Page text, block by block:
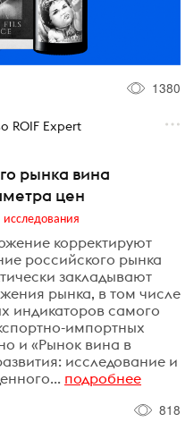
1380
ROIF Expert
рынка вина
цен
корректируют
российского рынка
закладывают
рынка, в том числе
индикаторов самого
импортных
и «Рынок вина в
исследование и
подробнее
818